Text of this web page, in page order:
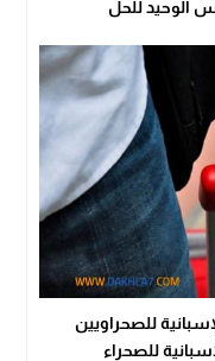
الوحيد للحل
للصحراويين
للصحراء